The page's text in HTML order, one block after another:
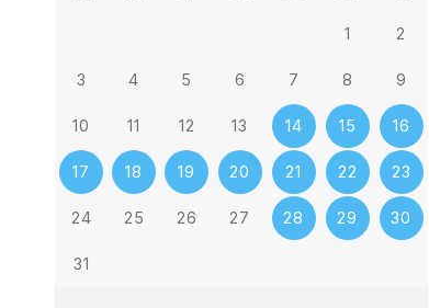
1 2
3 4 5 6 7 8 9
10 11 12 13 14 15 16
17 18 19 20 21 22 23
24 25 26 27 28 29 30
31